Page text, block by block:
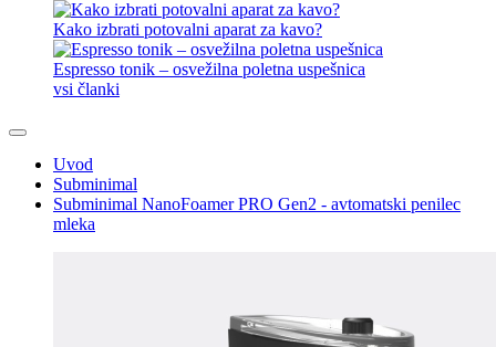
Kako izbrati potovalni aparat za kavo?
Espresso tonik – osvežilna poletna uspešnica
vsi članki
Uvod
Subminimal
Subminimal NanoFoamer PRO Gen2 - avtomatski penilec
mleka